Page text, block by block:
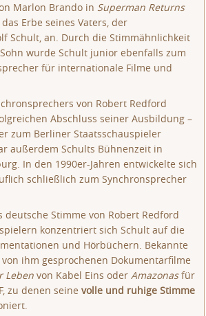
Marlon Brando in Superman Returns
Erbe seines Vaters, der
Schult, an. Durch die Stimmähnlichkeit
wurde Schult junior ebenfalls zum
für internationale Filme und
von Robert Redford
Abschluss seiner Ausbildung –
zum Berliner Staatsschauspieler
außerdem Schults Bühnenzeit in
In den 1990er-Jahren entwickelte sich
schließlich zum Synchronsprecher
deutsche Stimme von Robert Redford
konzentriert sich Schult auf die
und Hörbüchern. Bekannte
ihm gesprochenen Dokumentarfilme
Leben von Kabel Eins oderAmazonasfür
zu denen seinevolle und ruhige Stimme